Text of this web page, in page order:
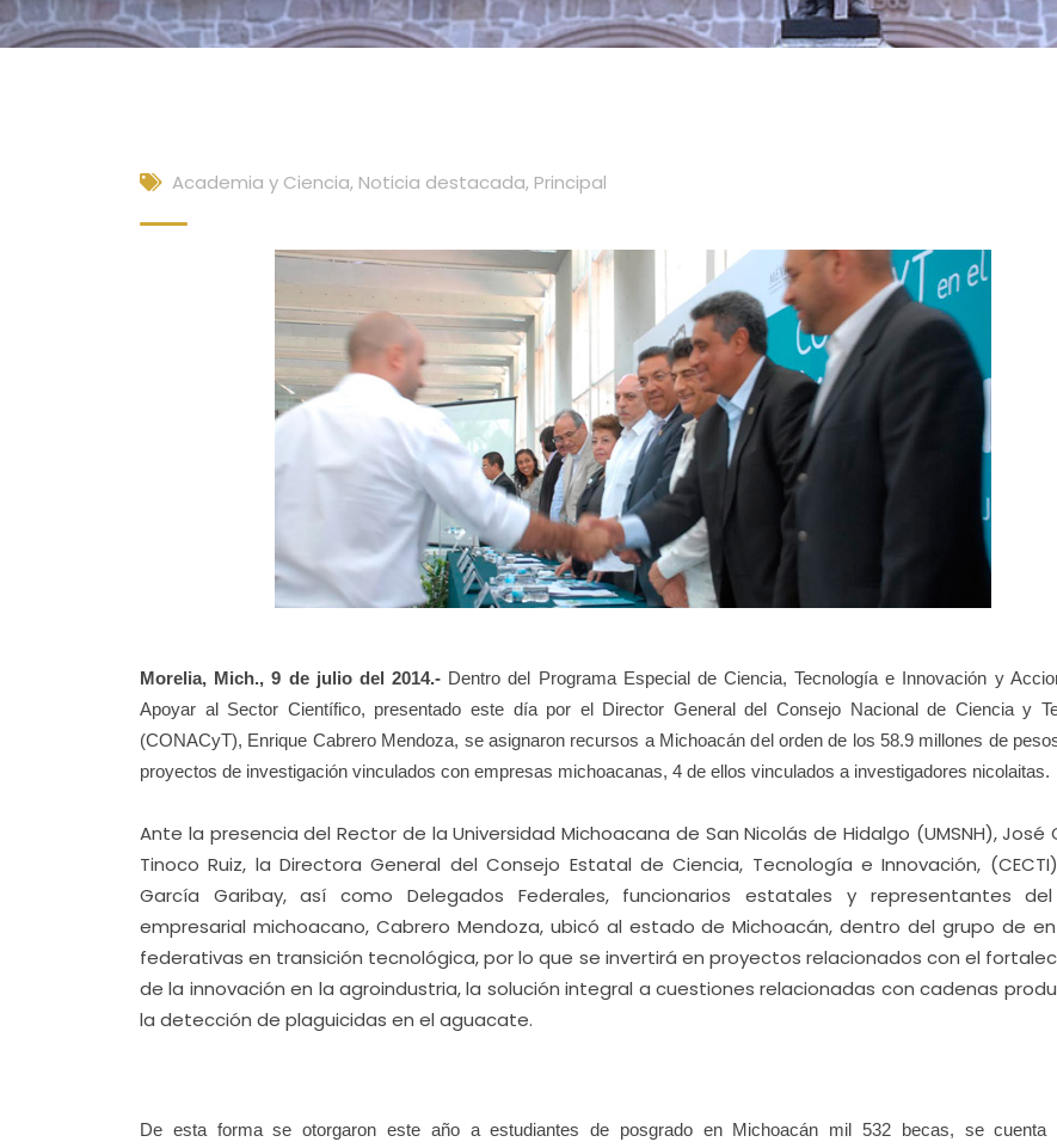
Academia y Ciencia, Noticia destacada, Principal
Morelia, Mich., 9 de julio del 2014.- Dentro del Programa Especial de Ciencia, Tecnología e Innovación y
Apoyar al Sector Científico, presentado este día por el Director General del Consejo Nacional de Ciencia y
(CONACyT), Enrique Cabrero Mendoza, se asignaron recursos a Michoacán del orden de los 58.9 millones de
proyectos de investigación vinculados con empresas michoacanas, 4 de ellos vinculados a investigadores nicolaitas.
Ante la presencia del Rector de la Universidad Michoacana de San Nicolás de Hidalgo (UMSNH), José
Tinoco Ruiz, la Directora General del Consejo Estatal de Ciencia, Tecnología e Innovación,
García Garibay, así como Delegados Federales, funcionarios estatales y representantes
empresarial michoacano, Cabrero Mendoza, ubicó al estado de Michoacán, dentro del grupo de
federativas en transición tecnológica, por lo que se invertirá en proyectos relacionados con el
de la innovación en la agroindustria, la solución integral a cuestiones relacionadas con cadenas
la detección de plaguicidas en el aguacate.
De esta forma se otorgaron este año a estudiantes de posgrado en Michoacán mil 532 becas, se cuenta